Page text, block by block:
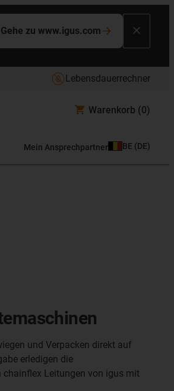
Gehe zu www.igus.com
Lebensdauerrechner
Warenkorb (0)
Mein Ansprechpartner BE (DE)
und Verpacken direkt auf
erledigen die
chainflex Leitungen von igus mit